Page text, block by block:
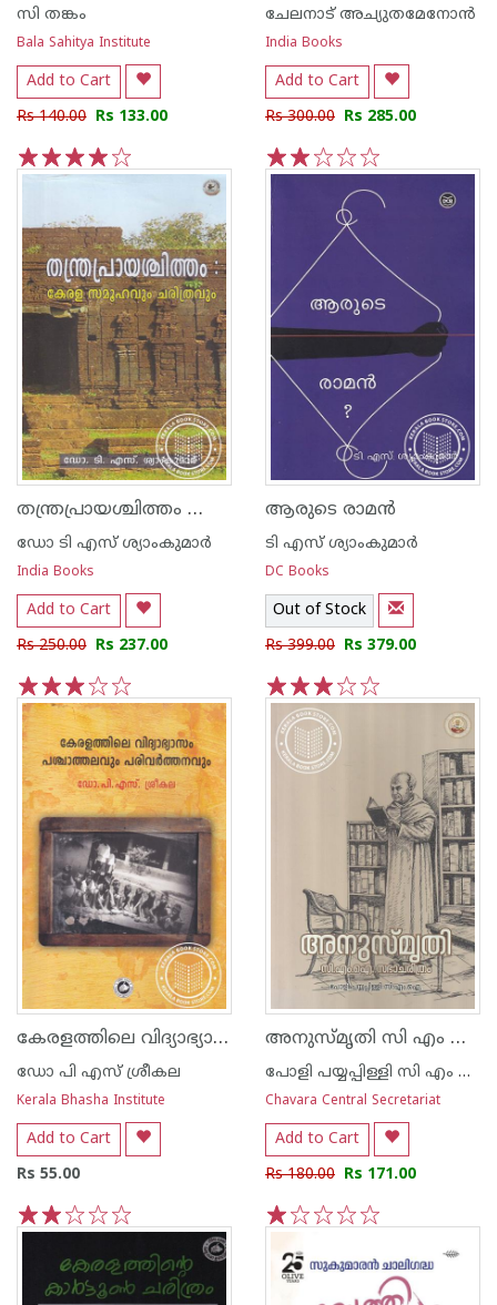
സി തങ്കം
Bala Sahitya Institute
Add to Cart
Rs 140.00 Rs 133.00
5
4
3
2
1
ചേലനാട് അച്യുതമേനോന്‍
India Books
Add to Cart
Rs 300.00 Rs 285.00
5
4
3
2
1
തന്ത്രപ്രായശ്ചിത്തം കേരള സമൂഹവും ചരിത്രവും
ഡോ ടി എസ് ശ്യാംകുമാര്‍
India Books
Add to Cart
Rs 250.00 Rs 237.00
5
4
3
2
1
ആരുടെ രാമന്‍
ടി എസ് ശ്യാംകുമാര്‍
DC Books
Out of Stock
Rs 399.00 Rs 379.00
5
4
3
2
1
കേരളത്തിലെ വിദ്യാഭ്യാസം പശ്ചാത്തലവും പരിവര്‍ത്തനവും
ഡോ പി എസ് ശ്രീകല
Kerala Bhasha Institute
Add to Cart
Rs 55.00
5
4
3
2
1
അനുസ്മൃതി സി എം ഐ സഭാചരിത്രം
പോളി പയ്യപ്പിള്ളി സി എം ഐ
Chavara Central Secretariat
Add to Cart
Rs 180.00 Rs 171.00